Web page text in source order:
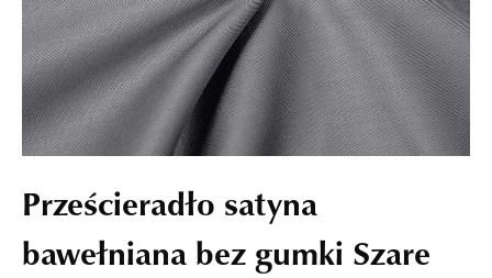
Prześcieradło satyna
bawełniana bez gumki Szare